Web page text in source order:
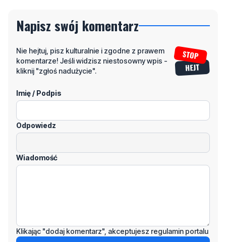
komentarze! Jeśli widzisz niestosowny wpis -
kliknij "zgłoś nadużycie".
Imię / Podpis
Odpowiedz
Wiadomość